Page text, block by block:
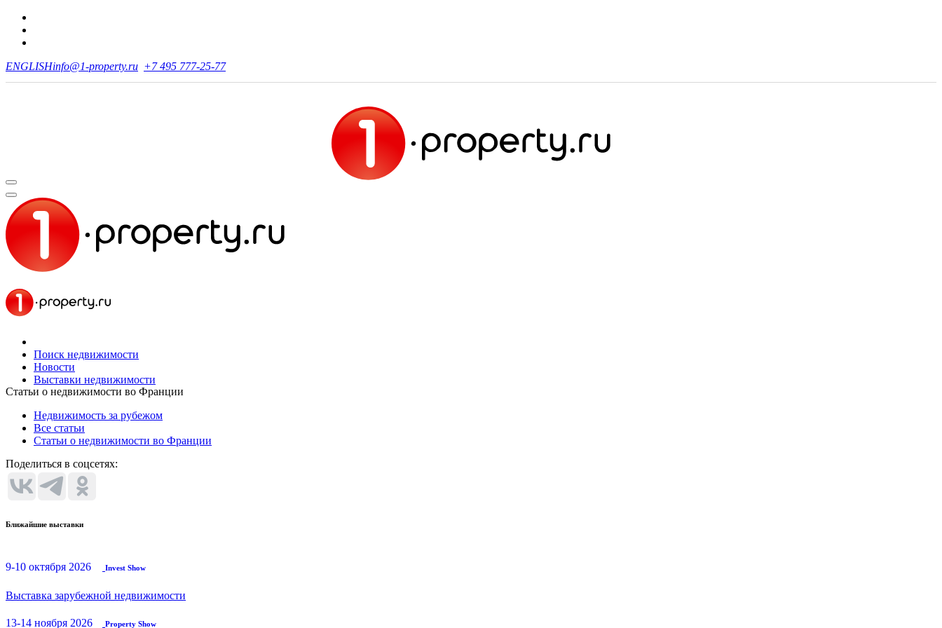
ENGLISHinfo@1-property.ru +7 495 777-25-77
Поиск недвижимости
Новости
Выставки недвижимости
Статьи о недвижимости во Франции
Недвижимость за рубежом
Все статьи
Статьи о недвижимости во Франции
Поделиться в соцсетях:
Ближайшие выставки
9-10 октября 2026 Invest Show
Выставка зарубежной недвижимости
13-14 ноября 2026 Property Show